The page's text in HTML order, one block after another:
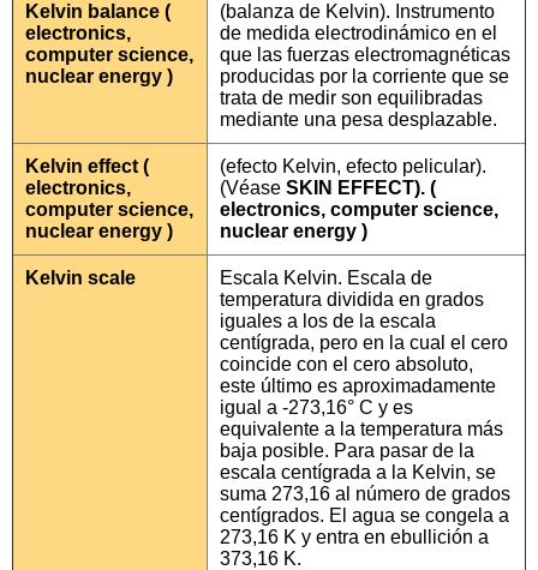
Kelvin balance (
electronics,
computer science,
nuclear energy )
(balanza de Kelvin). Instrumento
de medida electrodinámico en el
que las fuerzas electromagnéticas
producidas por la corriente que se
trata de medir son equilibradas
mediante una pesa desplazable.
Kelvin effect (
electronics,
computer science,
nuclear energy )
(efecto Kelvin, efecto pelicular).
(Véase SKIN EFFECT). (
electronics, computer science,
nuclear energy )
Kelvin scale
Escala Kelvin. Escala de
temperatura dividida en grados
iguales a los de la escala
centígrada, pero en la cual el cero
coincide con el cero absoluto,
este último es aproximadamente
igual a -273,16° C y es
equivalente a la temperatura más
baja posible. Para pasar de la
escala centígrada a la Kelvin, se
suma 273,16 al número de grados
centígrados. El agua se congela a
273,16 K y entra en ebullición a
373,16 K.